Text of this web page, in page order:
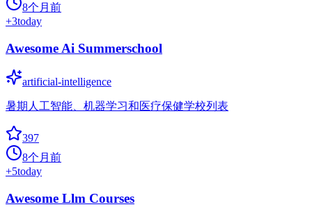
8个月前
+3today
Awesome Ai Summerschool
artificial-intelligence
暑期人工智能、机器学习和医疗保健学校列表
397
8个月前
+5today
Awesome Llm Courses